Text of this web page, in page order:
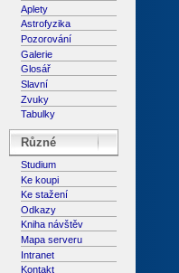
Aplety
Astrofyzika
Pozorování
Galerie
Glosář
Slavní
Zvuky
Tabulky
Různé
Studium
Ke koupi
Ke stažení
Odkazy
Kniha návštěv
Mapa serveru
Intranet
Kontakt